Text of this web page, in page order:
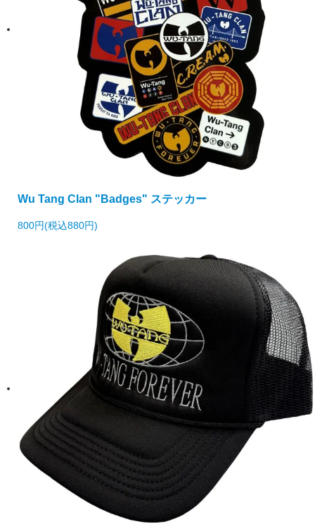
Wu Tang Clan "Badges" ステッカー
800円(税込880円)